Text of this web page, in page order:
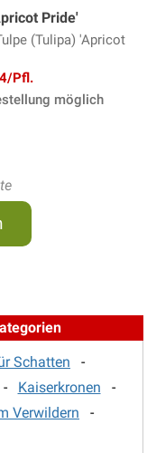
Pride'
(Tulipa) 'Apricot
Pfl.
möglich
Schatten -
- Kaiserkronen -
Verwildern -